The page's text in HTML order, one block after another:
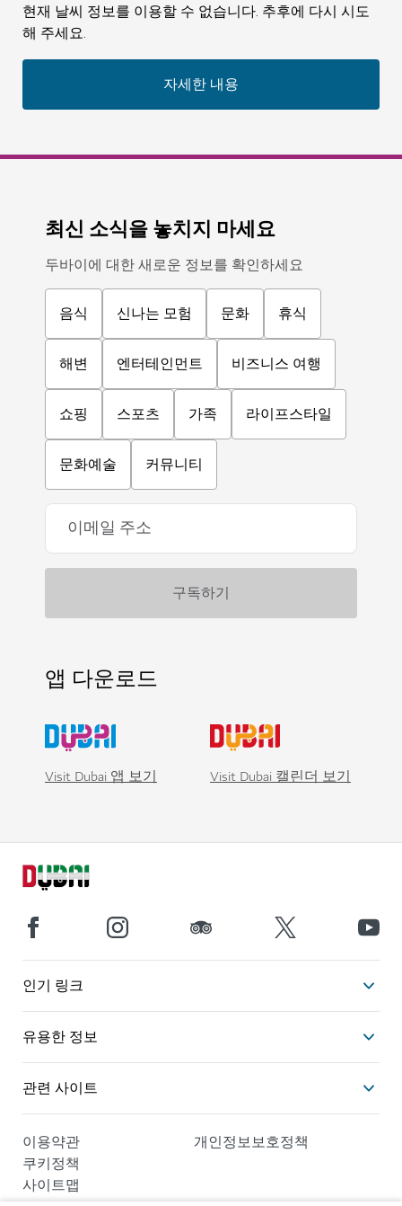
현재 날씨 정보를 이용할 수 없습니다. 추후에 다시 시도
해 주세요.
자세한 내용
최신 소식을 놓치지 마세요
두바이에 대한 새로운 정보를 확인하세요
음식 신나는 모험 문화 휴식
해변 엔터테인먼트 비즈니스 여행
쇼핑 스포츠 가족 라이프스타일
문화예술 커뮤니티
앱 다운로드
Visit Dubai 앱 보기 Visit Dubai 캘린더 보기
인기 링크
유용한 정보
관련 사이트
이용약관
개인정보보호정책
쿠키정책
사이트맵